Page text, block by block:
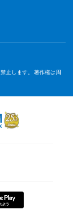
止します。 著作権は周